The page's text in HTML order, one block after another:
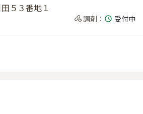
５３番地１
調剤 ：
受付中